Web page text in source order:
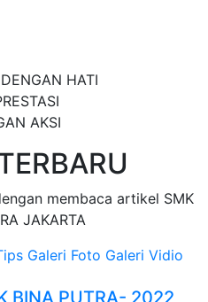
HATI
AKSI
membaca artikel SMK
JAKARTA
Galeri Foto Galeri Vidio